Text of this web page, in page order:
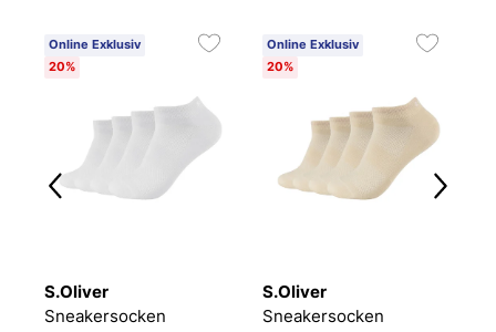
Online Exklusiv
20%
S.Oliver
Sneakersocken
Online Exklusiv
20%
S.Oliver
Sneakersocken